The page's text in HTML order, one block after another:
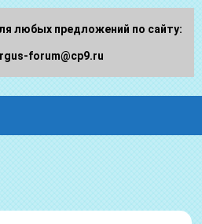
любых предложений по сайту:
forum@cp9.ru